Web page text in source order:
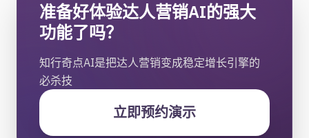
准备好体验达人营销AI的强大
功能了吗？
知行奇点AI是把达人营销变成稳定增长引擎的
必杀技
立即预约演示